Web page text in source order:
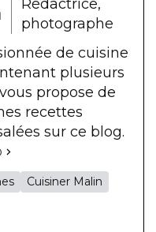
Rédactrice,
photographe
de cuisine
plusieurs
propose de
recettes
sur ce blog.
Cuisiner Malin